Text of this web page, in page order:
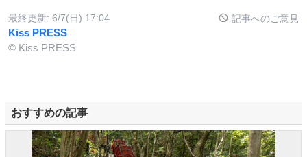
最終更新: 6/7(日) 17:04 記事へのご意見
Kiss PRESS
© Kiss PRESS
おすすめの記事